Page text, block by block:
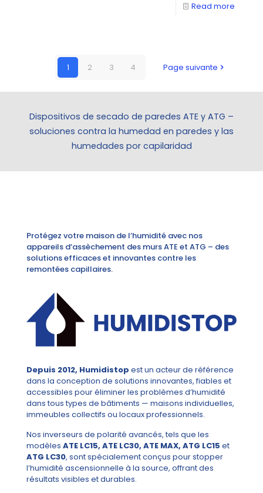
Read more
1 2 3 4 Page suivante
Dispositivos de secado de paredes ATE y ATG –
soluciones contra la humedad en paredes y las
humedades por capilaridad
Protégez votre maison de l’humidité avec nos
appareils d’assèchement des murs ATE et ATG – des
solutions efficaces et innovantes contre les
remontées capillaires.
Depuis 2012, Humidistop est un acteur de référence
dans la conception de solutions innovantes, fiables et
accessibles pour éliminer les problèmes d’humidité
dans tous types de bâtiments — maisons individuelles,
immeubles collectifs ou locaux professionnels.
Nos inverseurs de polarité avancés, tels que les
modèles ATE LC15, ATE LC30, ATE MAX, ATG LC15 et
ATG LC30, sont spécialement conçus pour stopper
l’humidité ascensionnelle à la source, offrant des
résultats visibles et durables.